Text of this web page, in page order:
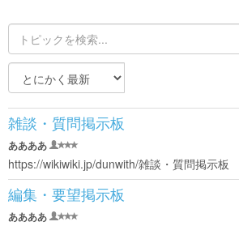
雑談・質問掲示板
ああああ
https://wikiwiki.jp/dunwith/雑談・質問掲示板
編集・要望掲示板
ああああ